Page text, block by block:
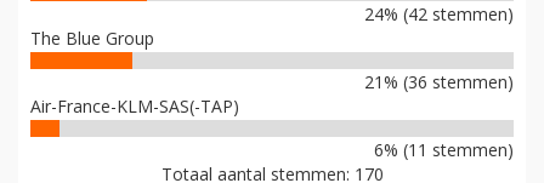
24% (42 stemmen)
The Blue Group
21% (36 stemmen)
Air-France-KLM-SAS(-TAP)
6% (11 stemmen)
Totaal aantal stemmen: 170